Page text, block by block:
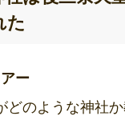
た
ー
どのような神社